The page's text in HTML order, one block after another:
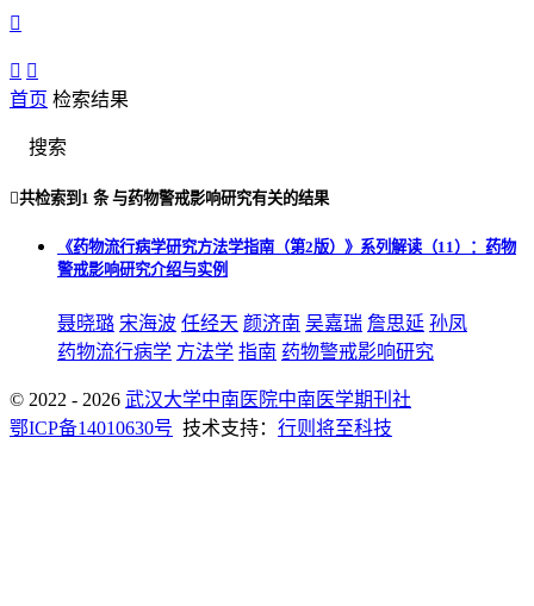

 
首页 检索结果
搜索
共检索到 1 条与药物警戒影响研究有关的结果
《药物流行病学研究方法学指南（第2版）》系列解读（11）：药物
警戒影响研究介绍与实例
聂晓璐 宋海波 任经天 颜济南 吴嘉瑞 詹思延 孙凤
药物流行病学 方法学 指南 药物警戒影响研究
© 2022 - 2026 武汉大学中南医院中南医学期刊社
鄂ICP备14010630号 技术支持： 行则将至科技